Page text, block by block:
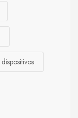
dispositivos